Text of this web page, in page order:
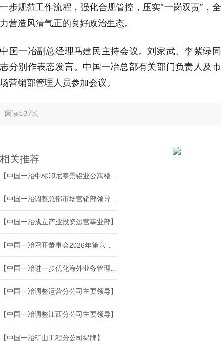
一步规范工作流程，强化合规管控，压实“一岗双责”，全
力营造风清气正的良好政治生态。
中国一冶副总经理马建民主持会议。刘家武、李紫绿同
志分别作表态发言。中国一冶总部有关部门负责人及市
场营销部管理人员参加会议。
阅读537次
相关推荐
【中国一冶中标印尼泰景铝业公寓楼、餐厅楼土建工程】
【中国一冶调整总部市场营销部领导班子】
【中国一冶成立产业投资运营事业部】
【中国一冶召开董事会2026年第六次会议】
【中国一冶进一步优化海外业务管理机构与职能】
【中国一冶调整运营分公司主要领导】
【中国一冶调整江西分公司主要领导】
【中国一冶矿山工程分公司揭牌】